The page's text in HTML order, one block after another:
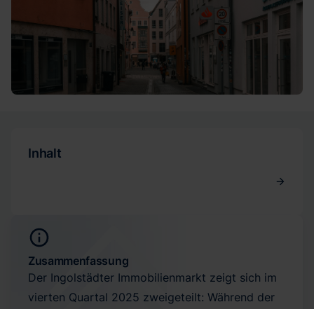
Inhalt
Zusammenfassung
Der Ingolstädter Immobilienmarkt zeigt sich im
vierten Quartal 2025 zweigeteilt: Während der